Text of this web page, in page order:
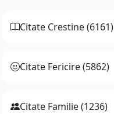
Citate Crestine (6161)
Citate Fericire (5862)
Citate Familie (1236)